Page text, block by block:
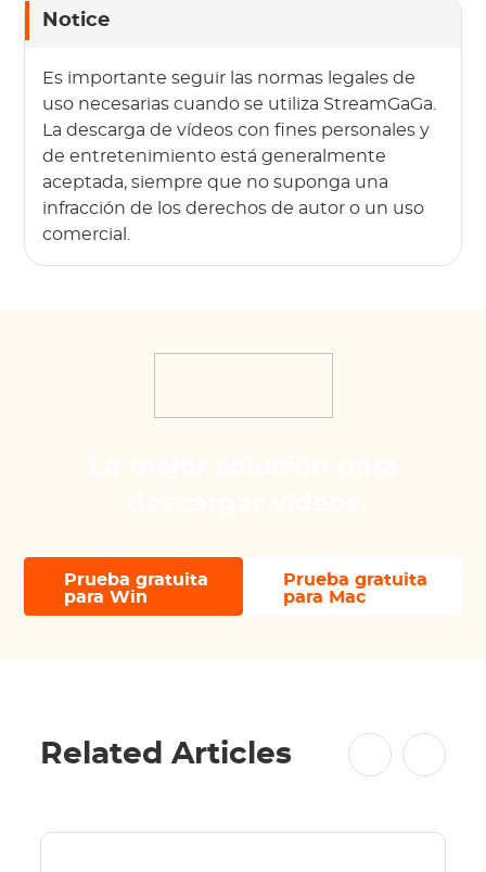
Notice
Es importante seguir las normas legales de
uso necesarias cuando se utiliza StreamGaGa.
La descarga de vídeos con fines personales y
de entretenimiento está generalmente
aceptada, siempre que no suponga una
infracción de los derechos de autor o un uso
comercial.
Prueba gratuita
para Win
Prueba gratuita
para Mac
Related Articles